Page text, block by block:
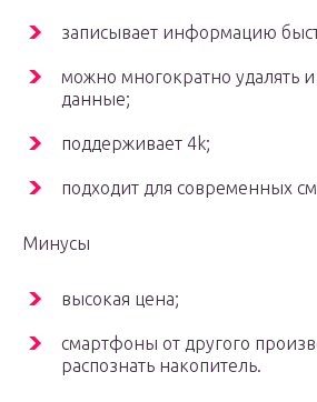
записывает информацию
можно многократно удалять
данные;
поддерживает 4k;
подходит для современных
Минусы
высокая цена;
смартфоны от другого
распознать накопитель.